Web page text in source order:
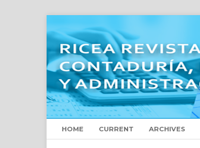
HOME CURRENT ARCHIVES